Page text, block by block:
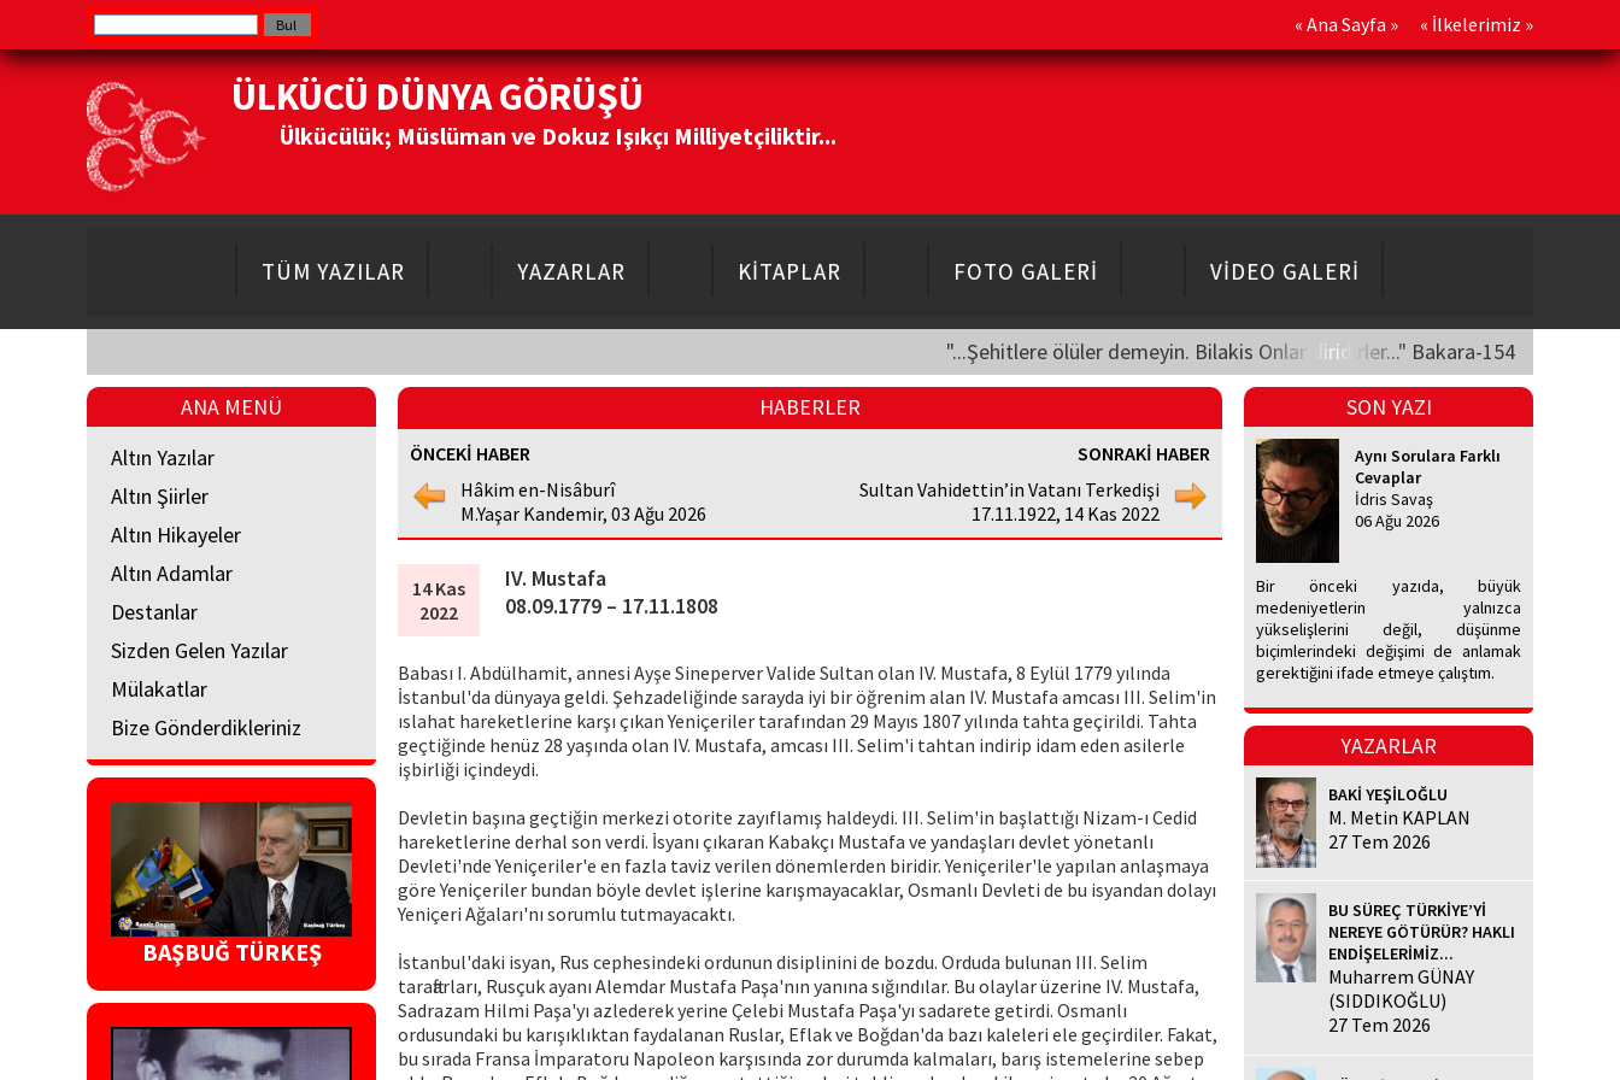
« Ana Sayfa » « İlkelerimiz »
ÜLKÜCÜ DÜNYA GÖRÜŞÜ
Ülkücülük; Müslüman ve Dokuz Işıkçı Milliyetçiliktir...
TÜM YAZILAR YAZARLAR KİTAPLAR FOTO GALERİ VİDEO GALERİ
"...Şehitlere ölüler demeyin. Bilakis Onlar diridirler..." Bakara-154
ANA MENÜ
Altın Yazılar
Altın Şiirler
Altın Hikayeler
Altın Adamlar
Destanlar
Sizden Gelen Yazılar
Mülakatlar
Bize Gönderdikleriniz
BAŞBUĞ TÜRKEŞ
HABERLER
ÖNCEKİ HABER
Hâkim en-Nisâburî
M.Yaşar Kandemir, 03 Ağu 2026
SONRAKİ HABER
Sultan Vahidettin’in Vatanı Terkedişi
17.11.1922, 14 Kas 2022
14 Kas
2022
IV. Mustafa
08.09.1779 – 17.11.1808
Babası I. Abdülhamit, annesi Ayşe Sineperver Valide Sultan olan IV. Mustafa, 8 Eylül 1779 yılında
İstanbul'da dünyaya geldi. Şehzadeliğinde sarayda iyi bir öğrenim alan IV. Mustafa amcası III. Selim'in
ıslahat hareketlerine karşı çıkan Yeniçeriler tarafından 29 Mayıs 1807 yılında tahta geçirildi. Tahta
geçtiğinde henüz 28 yaşında olan IV. Mustafa, amcası III. Selim'i tahtan indirip idam eden asilerle
işbirliği içindeydi.
Devletin başına geçtiğin merkezi otorite zayıflamış haldeydi. III. Selim'in başlattığı Nizam-ı Cedid
hareketlerine derhal son verdi. İsyanı çıkaran Kabakçı Mustafa ve yandaşları devlet yönetanlı
Devleti'nde Yeniçeriler'e en fazla taviz verilen dönemlerden biridir. Yeniçeriler'le yapılan anlaşmaya
göre Yeniçeriler bundan böyle devlet işlerine karışmayacaklar, Osmanlı Devleti de bu isyandan dolayı
Yeniçeri Ağaları'nı sorumlu tutmayacaktı.
İstanbul'daki isyan, Rus cephesindeki ordunun disiplinini de bozdu. Orduda bulunan III. Selim
taraftarları, Rusçuk ayanı Alemdar Mustafa Paşa'nın yanına sığındılar. Bu olaylar üzerine IV. Mustafa,
Sadrazam Hilmi Paşa'yı azlederek yerine Çelebi Mustafa Paşa'yı sadarete getirdi. Osmanlı
ordusundaki bu karışıklıktan faydalanan Ruslar, Eflak ve Boğdan'da bazı kaleleri ele geçirdiler. Fakat,
bu sırada Fransa İmparatoru Napoleon karşısında zor durumda kalmaları, barış istemelerine sebep
SON YAZI
Aynı Sorulara Farklı
Cevaplar
İdris Savaş
06 Ağu 2026
Bir önceki yazıda, büyük
medeniyetlerin yalnızca
yükselişlerini değil, düşünme
biçimlerindeki değişimi de anlamak
gerektiğini ifade etmeye çalıştım.
YAZARLAR
BAKİ YEŞİLOĞLU
M. Metin KAPLAN
27 Tem 2026
BU SÜREÇ TÜRKİYE’Yİ
NEREYE GÖTÜRÜR? HAKLI
ENDİŞELERİMİZ...
Muharrem GÜNAY
(SIDDIKOĞLU)
27 Tem 2026